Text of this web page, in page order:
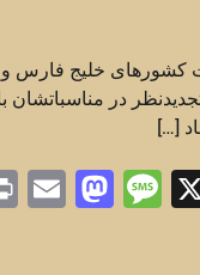
کشورهای خلیج فارس و
در مناسباتشان
[…]
X